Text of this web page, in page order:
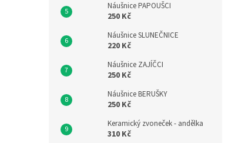
Náušnice PAPOUŠCI
250 Kč
Náušnice SLUNEČNICE
220 Kč
Náušnice ZAJÍČCI
250 Kč
Náušnice BERUŠKY
250 Kč
Keramický zvoneček - andělka
310 Kč